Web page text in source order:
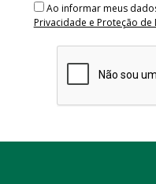
Ao informar meus
Privacidade e Proteção de